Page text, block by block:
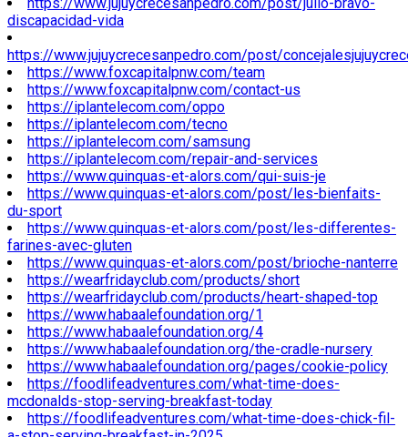
discapacidad-vida
https://www.jujuycrecesanpedro.com/post/
https://www.foxcapitalpnw.com/team
https://www.foxcapitalpnw.com/contact-us
https://iplantelecom.com/oppo
https://iplantelecom.com/tecno
https://iplantelecom.com/samsung
https://iplantelecom.com/repair-and-services
https://www.quinquas-et-alors.com/qui-suis-je
https://www.quinquas-et-alors.com/post/les-bienfaits-
du-sport
https://www.quinquas-et-alors.com/post/les-differentes-
farines-avec-gluten
https://www.quinquas-et-alors.com/post/brioche-nanterre
https://wearfridayclub.com/products/short
https://wearfridayclub.com/products/heart-shaped-top
https://www.habaalefoundation.org/1
https://www.habaalefoundation.org/4
https://www.habaalefoundation.org/the-cradle-nursery
https://www.habaalefoundation.org/pages/cookie-policy
https://foodlifeadventures.com/what-time-does-
mcdonalds-stop-serving-breakfast-today
https://foodlifeadventures.com/what-time-does-chick-fil-